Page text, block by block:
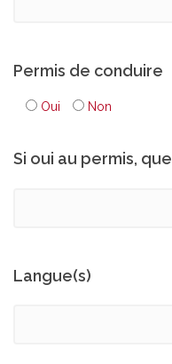
Permis de conduire
Oui Non
Si oui au permis,
Langue(s)